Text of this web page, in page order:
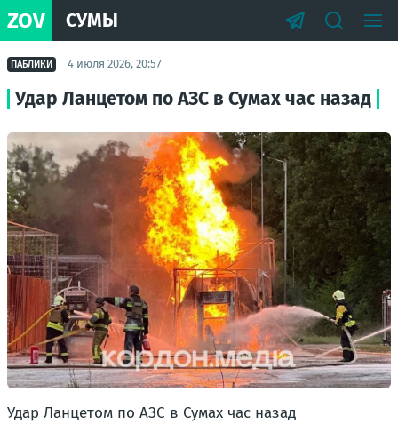
ZOV СУМЫ
ПАБЛИКИ 4 июля 2026, 20:57
Удар Ланцетом по АЗС в Сумах час назад
Удар Ланцетом по АЗС в Сумах час назад